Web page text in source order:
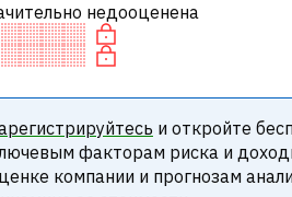
недооценена
и откройте
факторам риска и
компании и прогнозам